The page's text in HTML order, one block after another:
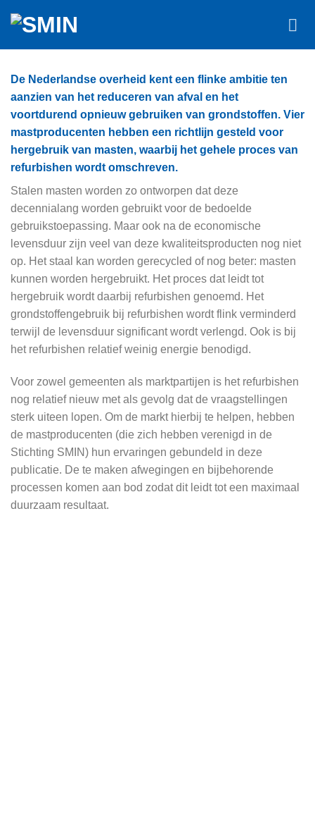
De Nederlandse overheid kent een flinke ambitie ten
aanzien van het reduceren van afval en het
voortdurend opnieuw gebruiken van grondstoffen. Vier
mastproducenten hebben een richtlijn gesteld voor
hergebruik van masten, waarbij het gehele proces van
refurbishen wordt omschreven.
Stalen masten worden zo ontworpen dat deze
decennialang worden gebruikt voor de bedoelde
gebruikstoepassing. Maar ook na de economische
levensduur zijn veel van deze kwaliteitsproducten nog niet
op. Het staal kan worden gerecycled of nog beter: masten
kunnen worden hergebruikt. Het proces dat leidt tot
hergebruik wordt daarbij refurbishen genoemd. Het
grondstoffengebruik bij refurbishen wordt flink verminderd
terwijl de levensduur significant wordt verlengd. Ook is bij
het refurbishen relatief weinig energie benodigd.
Voor zowel gemeenten als marktpartijen is het refurbishen
nog relatief nieuw met als gevolg dat de vraagstellingen
sterk uiteen lopen. Om de markt hierbij te helpen, hebben
de mastproducenten (die zich hebben verenigd in de
Stichting SMIN) hun ervaringen gebundeld in deze
publicatie. De te maken afwegingen en bijbehorende
processen komen aan bod zodat dit leidt tot een maximaal
duurzaam resultaat.